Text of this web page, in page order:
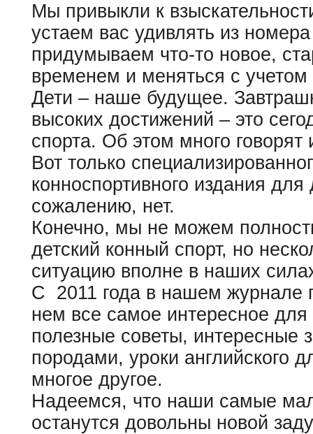
Мы привыкли к
устаем вас удивлять из
придумываем что-то новое,
временем и меняться с
Дети – наше будущее.
высоких достижений – это
спорта. Об этом много
Вот только
конноспортивного издания
сожалению, нет.
Конечно, мы не можем
детский конный спорт, но
ситуацию вполне в наших
С 2011 года в нашем журнале
нем все самое интересное
полезные советы, интересные
породами, уроки английского
многое другое.
Надеемся, что наши самые
останутся довольны новой